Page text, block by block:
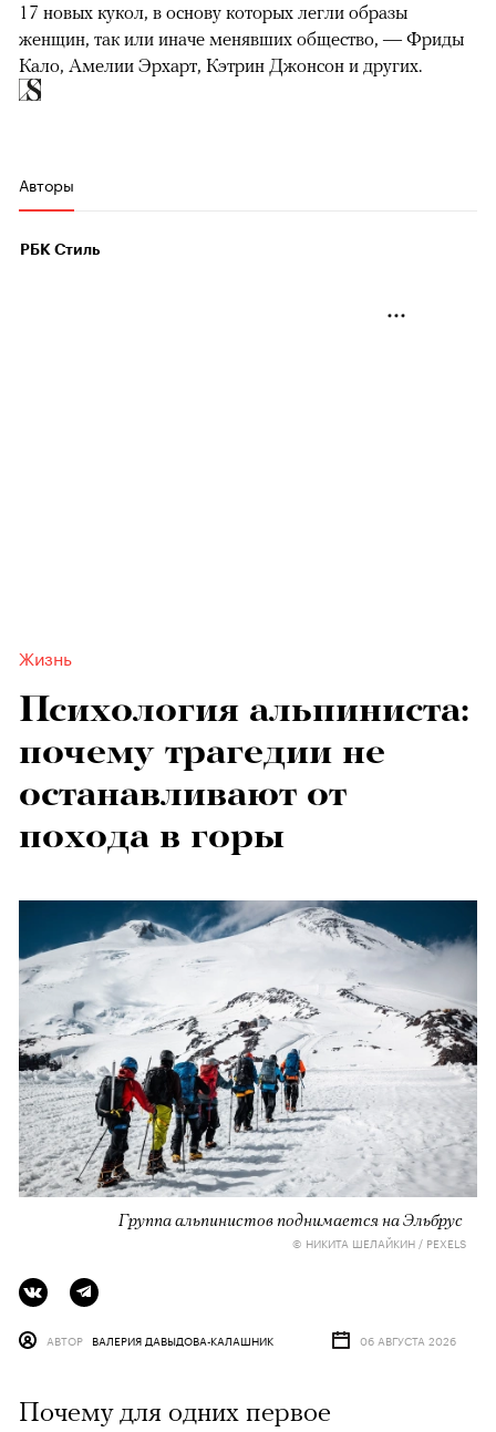
17 новых кукол, в основу которых легли образы
женщин, так или иначе менявших общество, — Фриды
Кало, Амелии Эрхарт, Кэтрин Джонсон и других.
Авторы
РБК Стиль
Жизнь
Психология альпиниста:
почему трагедии не
останавливают от
похода в горы
Группа альпинистов поднимается на Эльбрус
© НИКИТА ШЕЛАЙКИН / PEXELS
АВТОР ВАЛЕРИЯ ДАВЫДОВА-КАЛАШНИК 06 АВГУСТА 2026
Почему для одних первое